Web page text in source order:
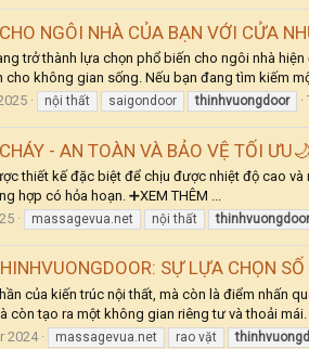
NGÔI NHÀ CỦA BẠN VỚI CỬA
trở thành lựa chọn phổ biến cho ngôi nhà
không gian sống. Nếu bạn đang tìm kiếm
nội thất saigondoor thinhvuongdoor
- AN TOÀN VÀ BẢO VỆ TỐI ƯU🌙
thiết kế đặc biệt để chịu được nhiệt độ cao
có hỏa hoạn. ➕XEM THÊM ...
massagevua.net nội thất thinhvuongdoor
SỰ LỰA CHỌN
của kiến trúc nội thất, mà còn là điểm nhấn
tạo ra một không gian riêng tư và thoải mái.
2024 massagevua.net rao vặt